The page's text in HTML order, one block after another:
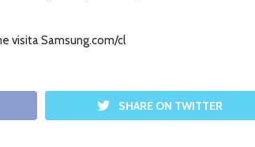
visita Samsung.com/cl
SHARE ON TWITTER